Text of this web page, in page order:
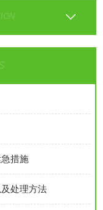
措施
处理方法